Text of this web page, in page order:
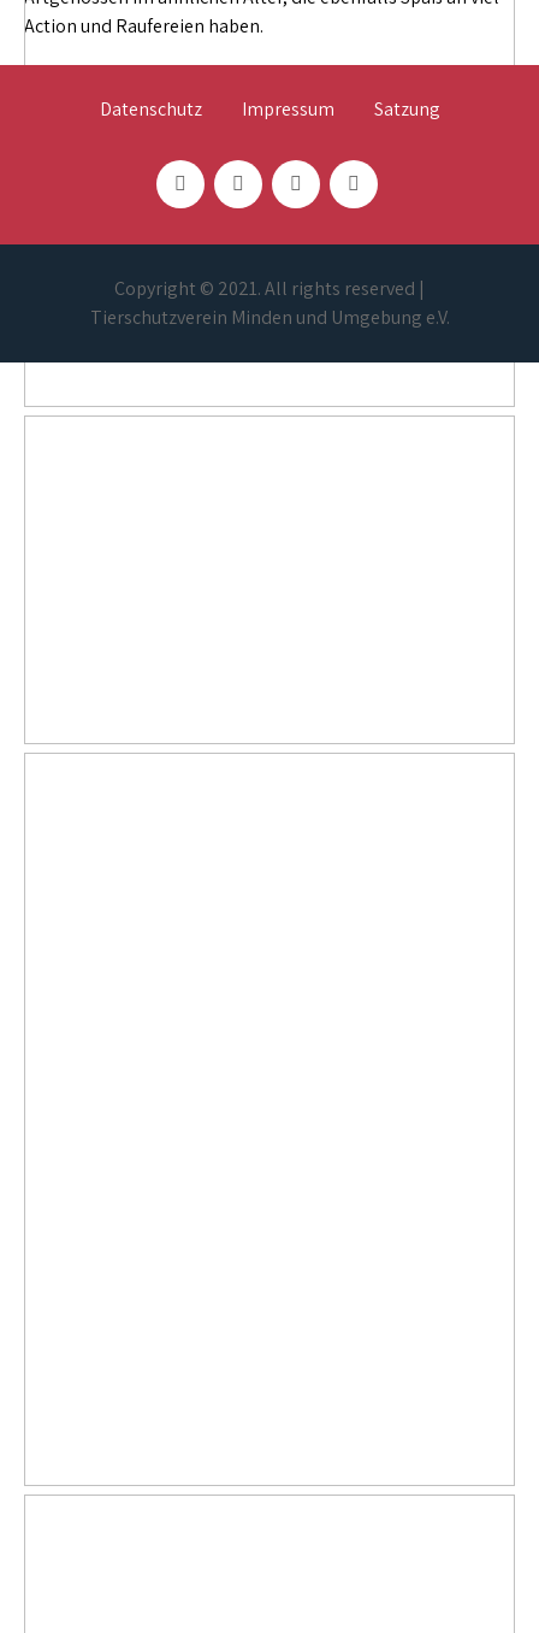
Action und Raufereien haben.
Datenschutz Impressum Satzung
Copyright © 2021. All rights reserved |
Tierschutzverein Minden und Umgebung e.V.